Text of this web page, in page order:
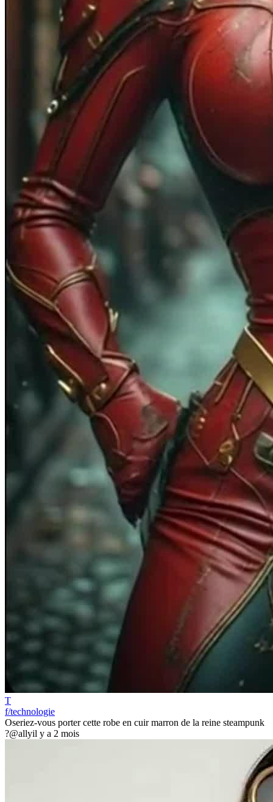
T
f/technologie
Oseriez-vous porter cette robe en cuir marron de la reine steampunk
?@allyil y a 2 mois